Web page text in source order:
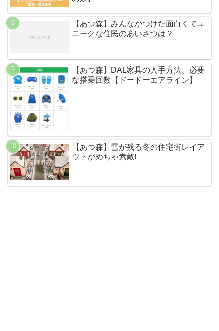
【あつ森】みんながつけた面白くてユ
ニークな住民のあいさつは？
【あつ森】DAL家具の入手方法、必要
な搭乗回数【ドードーエアライン】
【あつ森】雪が残る冬の住宅街レイア
ウトがめちゃ素敵!